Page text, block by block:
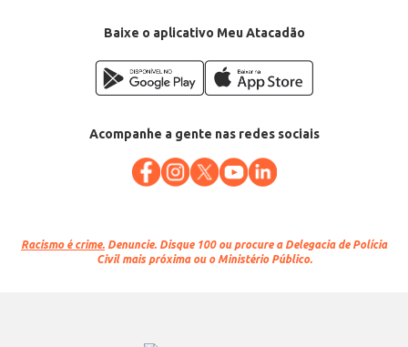
Baixe o aplicativo Meu Atacadão
Acompanhe a gente nas redes sociais
Racismo é crime. Denuncie. Disque 100 ou procure a Delegacia de Polícia
Civil mais próxima ou o Ministério Público.